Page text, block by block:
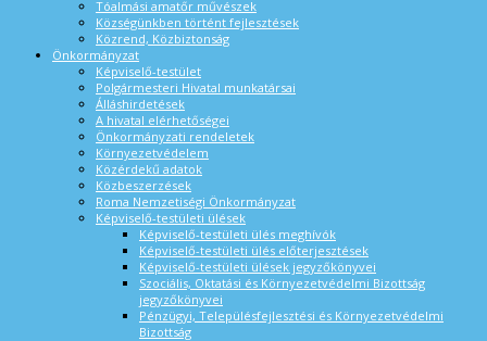
Tóalmási amatőr művészek
Községünkben történt fejlesztések
Közrend, Közbiztonság
Önkormányzat
Képviselő-testület
Polgármesteri Hivatal munkatársai
Álláshirdetések
A hivatal elérhetőségei
Önkormányzati rendeletek
Környezetvédelem
Közérdekű adatok
Közbeszerzések
Roma Nemzetiségi Önkormányzat
Képviselő-testületi ülések
Képviselő-testületi ülés meghívók
Képviselő-testületi ülés előterjesztések
Képviselő-testületi ülések jegyzőkönyvei
Szociális, Oktatási és Környezetvédelmi Bizottság
jegyzőkönyvei
Pénzügyi, Településfejlesztési és Környezetvédelmi
Bizottság